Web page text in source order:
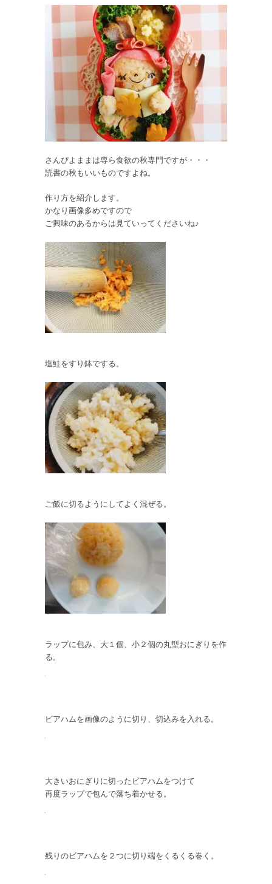
さんぴよままは専ら食欲の秋専門ですが・・・
読書の秋もいいものですよね。
作り方を紹介します。
かなり画像多めですので
ご興味のあるからは見ていってくださいね♪
塩鮭をすり鉢でする。
ご飯に切るようにしてよく混ぜる。
ラップに包み、大１個、小２個の丸型おにぎりを作
る。
ビアハムを画像のように切り、切込みを入れる。
大きいおにぎりに切ったビアハムをつけて
再度ラップで包んで落ち着かせる。
残りのビアハムを２つに切り端をくるくる巻く。